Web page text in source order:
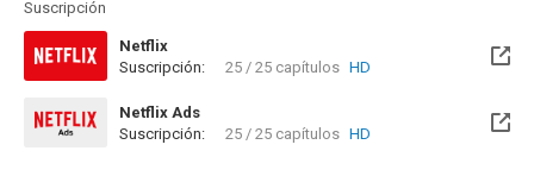
Suscripción
Netflix
Suscripción:
25 / 25 capítulos HD
Netflix Ads
Suscripción:
25 / 25 capítulos HD